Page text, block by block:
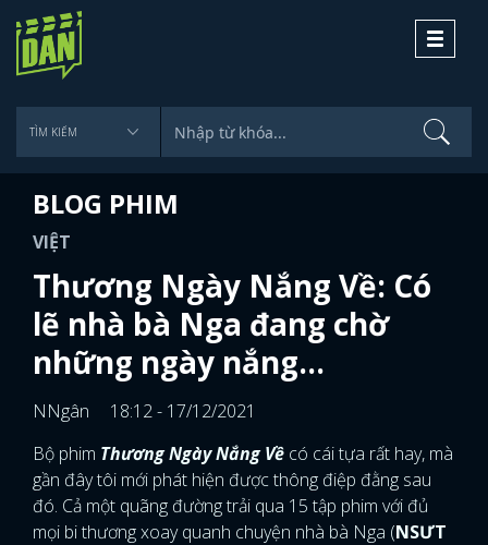
Toggle
BLOG PHIM
VIỆT
Thương Ngày Nắng Về: Có
lẽ nhà bà Nga đang chờ
những ngày nắng...
NNgân
18:12 - 17/12/2021
Bộ phim Thương Ngày Nắng Về có cái tựa rất hay, mà
gần đây tôi mới phát hiện được thông điệp đằng sau
đó. Cả một quãng đường trải qua 15 tập phim với đủ
mọi bi thương xoay quanh chuyện nhà bà Nga (NSƯT